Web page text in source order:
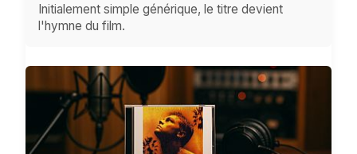
Initialement simple générique, le titre devient
l'hymne du film.